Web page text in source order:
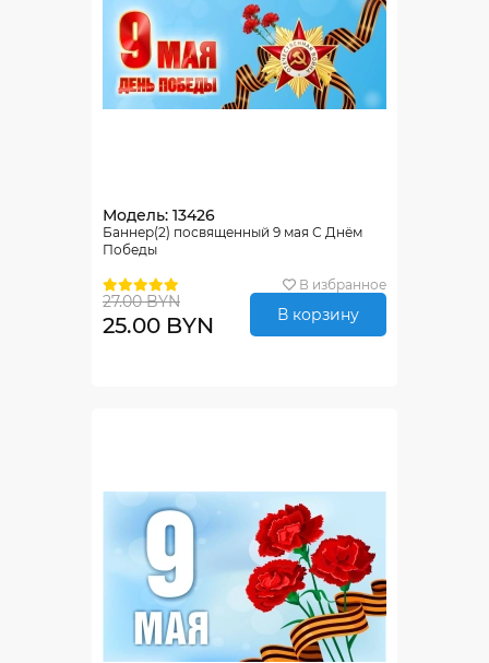
Модель: 13426
Баннер(2) посвященный 9 мая С Днём
Победы
В избранное
27.00 BYN
25.00 BYN В корзину